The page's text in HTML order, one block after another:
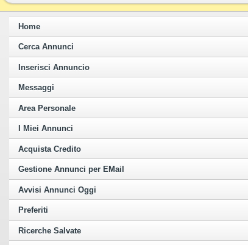
Home
Cerca Annunci
Inserisci Annuncio
Messaggi
Area Personale
I Miei Annunci
Acquista Credito
Gestione Annunci per EMail
Avvisi Annunci Oggi
Preferiti
Ricerche Salvate